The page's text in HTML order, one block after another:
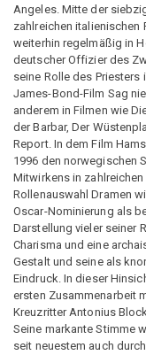
Angeles. Mitte der
zahlreichen italienischen
weiterhin regelmäßig in
deutscher Offizier des
seine Rolle des
James-Bond-Film Sag
anderem in Filmen wie
der Barbar, Der
Report. In dem Film
1996 den norwegischen
Mitwirkens in
Rollenauswahl Dramen
Oscar-Nominierung als
Darstellung vieler seiner
Charisma und eine
Gestalt und seine als
Eindruck. In dieser
ersten Zusammenarbeit
Kreuzritter Antonius
Seine markante Stimme
seit neuestem auch